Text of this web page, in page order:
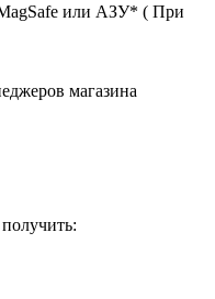
или AЗУ* ( При
магазина